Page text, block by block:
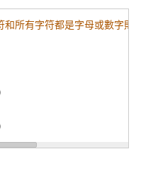
所有字符都是字母或數字則